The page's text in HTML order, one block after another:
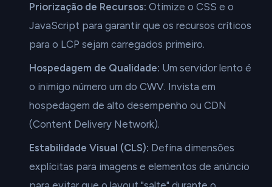
Priorização de Recursos: Otimize o CSS e o
JavaScript para garantir que os recursos críticos
para o LCP sejam carregados primeiro.
Hospedagem de Qualidade: Um servidor lento é
o inimigo número um do CWV. Invista em
hospedagem de alto desempenho ou CDN
(Content Delivery Network).
Estabilidade Visual (CLS): Defina dimensões
explícitas para imagens e elementos de anúncio